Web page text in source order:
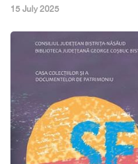
,15 July 2025